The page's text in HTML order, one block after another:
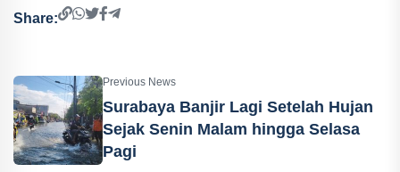
Share:
Previous News
Surabaya Banjir Lagi Setelah Hujan
Sejak Senin Malam hingga Selasa
Pagi